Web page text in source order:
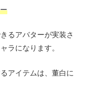
るアバターが実装さ
ラになります。
アイテムは、董白に